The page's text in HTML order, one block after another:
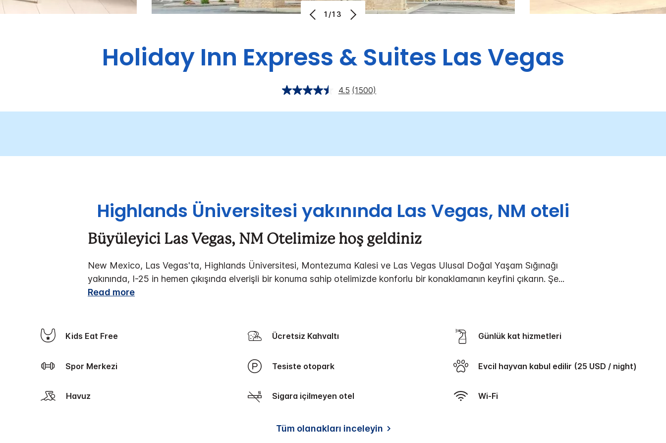
1/13
Holiday Inn Express & Suites Las Vegas
4.5 (1500)
Highlands Üniversitesi yakınında Las Vegas, NM oteli
Büyüleyici Las Vegas, NM Otelimize hoş geldiniz
New Mexico, Las Vegas'ta, Highlands Üniversitesi, Montezuma Kalesi ve Las Vegas Ulusal Doğal Yaşam Sığınağı
yakınında, I-25 in hemen çıkışında elverişli bir konuma sahip otelimizde konforlu bir konaklamanın keyfini çıkarın. Şe...
Read more
Kids Eat Free Ücretsiz Kahvaltı Günlük kat hizmetleri
Spor Merkezi Tesiste otopark Evcil hayvan kabul edilir (25 USD / night)
Havuz Sigara içilmeyen otel Wi-Fi
Tüm olanakları inceleyin